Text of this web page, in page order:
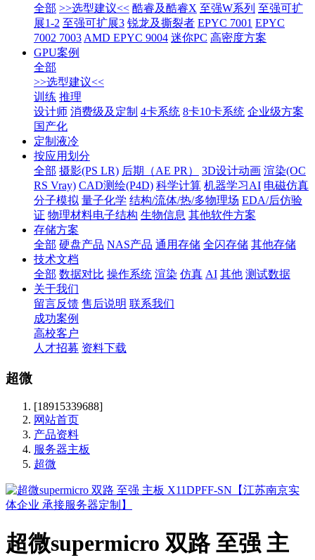
全部 >>选型建议<< 酷睿及酷睿X 至强W系列 至强可扩
展1-2 至强可扩展3 锐龙及撕裂者 EPYC 7001 EPYC
7002 7003 AMD EPYC 9004 迷你PC 高密度方案
GPU案例
全部
>>选型建议<<
训练 推理
设计师 消费级及定制 4卡系统 8卡10卡系统 企业级方案
国产化
定制液冷
按应用划分
全部 摄影(PS LR) 后期（AE PR） 3D设计动画 渲染(OC
RS Vray) CAD测绘(P4D) 科学计算 机器学习AI 电磁仿真
分子模拟 量子化学 结构/流体/热/多物理场 EDA/后仿验
证 物理材料电子结构 生物信息 其他软件方案
存储方案
全部 硬盘产品 NAS产品 通用存储 全闪存储 其他存储
技术文档
全部 数据对比 操作系统 渲染 仿真 AI 其他 测试数据
关于我们
留言反馈 售后说明 联系我们
成功案例
高校客户
人才招募 资料下载
超微
[18915339688]
网站首页
产品资料
服务器主板
超微
超微supermicro 双路 至强 主